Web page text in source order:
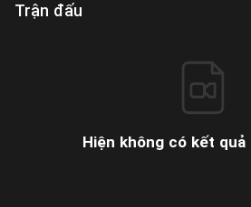
Trận đấu
Hiện không có kết quả